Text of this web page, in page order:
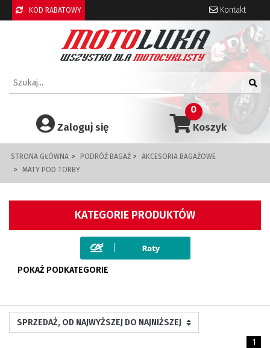
KOD RABATOWY Kontakt
Koszyk
0
Zaloguj się
STRONA GŁÓWNA PODRÓŻ BAGAŻ
AKCESORIA BAGAŻOWE
MATY POD TORBY
KATEGORIE PRODUKTÓW
POKAŻ PODKATEGORIE
1